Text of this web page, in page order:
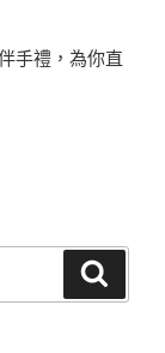
手禮，為你直